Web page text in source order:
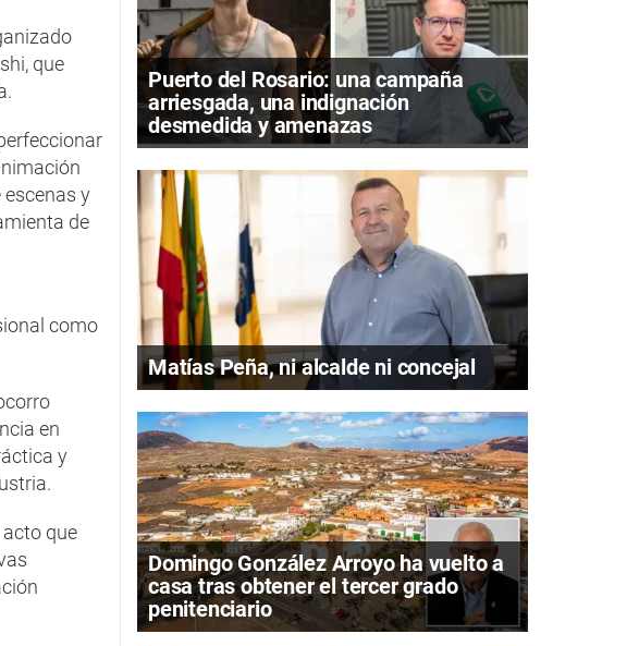
que
escenas y
de
como
en
y
que
Puerto del Rosario: una campaña
arriesgada, una indignación
desmedida y amenazas
Matías Peña, ni alcalde ni concejal
Domingo González Arroyo ha vuelto a
casa tras obtener el tercer grado
penitenciario